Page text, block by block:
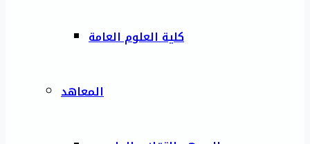
كلية العلوم العامة
المعاهد